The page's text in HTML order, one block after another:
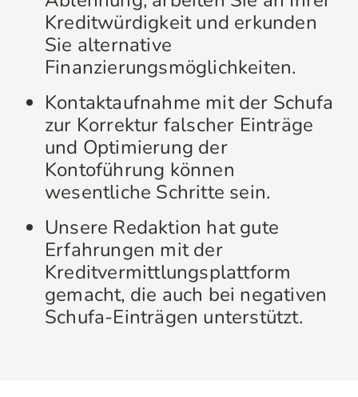
Kreditwürdigkeit und erkunden
Sie alternative
Finanzierungsmöglichkeiten.
Kontaktaufnahme mit der Schufa
zur Korrektur falscher Einträge
und Optimierung der
Kontoführung können
wesentliche Schritte sein.
Unsere Redaktion hat gute
Erfahrungen mit der
Kreditvermittlungsplattform
gemacht, die auch bei negativen
Schufa-Einträgen unterstützt.